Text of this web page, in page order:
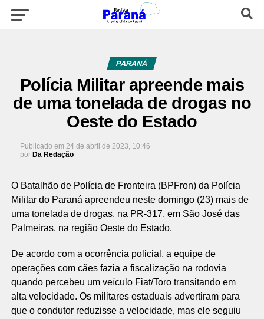
PARANÁ
Polícia Militar apreende mais
de uma tonelada de drogas no
Oeste do Estado
Publicado em 24 de abril de 2023, 10:46
por Da Redação
O Batalhão de Polícia de Fronteira (BPFron) da Polícia
Militar do Paraná apreendeu neste domingo (23) mais de
uma tonelada de drogas, na PR-317, em São José das
Palmeiras, na região Oeste do Estado.
De acordo com a ocorrência policial, a equipe de
operações com cães fazia a fiscalização na rodovia
quando percebeu um veículo Fiat/Toro transitando em
alta velocidade. Os militares estaduais advertiram para
que o condutor reduzisse a velocidade, mas ele seguiu